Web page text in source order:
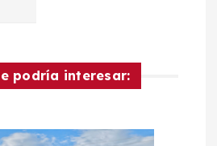
podría interesar: